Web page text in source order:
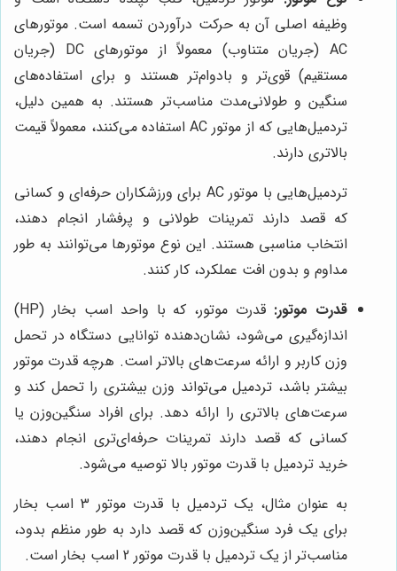
وظیفه اصلی آن به حرکت درآوردن تسمه است. موتورهای
AC (جریان متناوب) معمولاً از موتورهای DC (جریان
مستقیم) قوی‌تر و بادوام‌تر هستند و برای استفاده‌های
سنگین و طولانی‌مدت مناسب‌تر هستند. به همین دلیل،
تردمیل‌هایی که از موتور AC استفاده می‌کنند، معمولاً قیمت
بالاتری دارند.
تردمیل‌هایی با موتور AC برای ورزشکاران حرفه‌ای و کسانی
که قصد دارند تمرینات طولانی و پرفشار انجام دهند،
انتخاب مناسبی هستند. این نوع موتورها می‌توانند به طور
مداوم و بدون افت عملکرد، کار کنند.
قدرت موتور:
قدرت موتور، که با واحد اسب بخار (HP)
اندازه‌گیری می‌شود، نشان‌دهنده توانایی دستگاه در تحمل
وزن کاربر و ارائه سرعت‌های بالاتر است. هرچه قدرت موتور
بیشتر باشد، تردمیل می‌تواند وزن بیشتری را تحمل کند و
سرعت‌های بالاتری را ارائه دهد. برای افراد سنگین‌وزن یا
کسانی که قصد دارند تمرینات حرفه‌ای‌تری انجام دهند،
خرید تردمیل با قدرت موتور بالا توصیه می‌شود.
به عنوان مثال، یک تردمیل با قدرت موتور 3 اسب بخار
برای یک فرد سنگین‌وزن که قصد دارد به طور منظم بدود،
مناسب‌تر از یک تردمیل با قدرت موتور 2 اسب بخار است.